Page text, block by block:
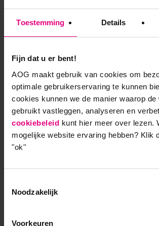
Toestemming Details
Fijn dat u er bent!
AOG maakt gebruik van cookies om
optimale gebruikerservaring te kunnen
cookies kunnen we de manier waarop de
gebruikt vastleggen, analyseren en
cookiebeleid kunt hier meer over lezen.
mogelijke website ervaring hebben? Klik
"ok''
Noodzakelijk
Voorkeuren
gebied waardoor je echt iets leert over
Persoonlijk
verbeteren
“Terugkijkend ben ik heel tevreden. Alle
leidinggevenden hebben het
doorlopen, waar we niet op dezelfde
uitgekomen. Ik sta sindsdien anders
mijn leven. Ik was altijd zo’n havo-
doen. Dat past ook goed bij mijn werk:
Maar dit traject heeft me toch
behalen. Ik volg de leergang
thesis. Ik denk dat dit voor mij een